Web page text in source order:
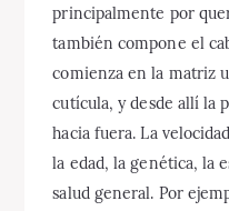
principalmente por
también compone el
comienza en la matriz
cutícula, y desde allí la
hacia fuera. La
la edad, la genética, la
salud general. Por